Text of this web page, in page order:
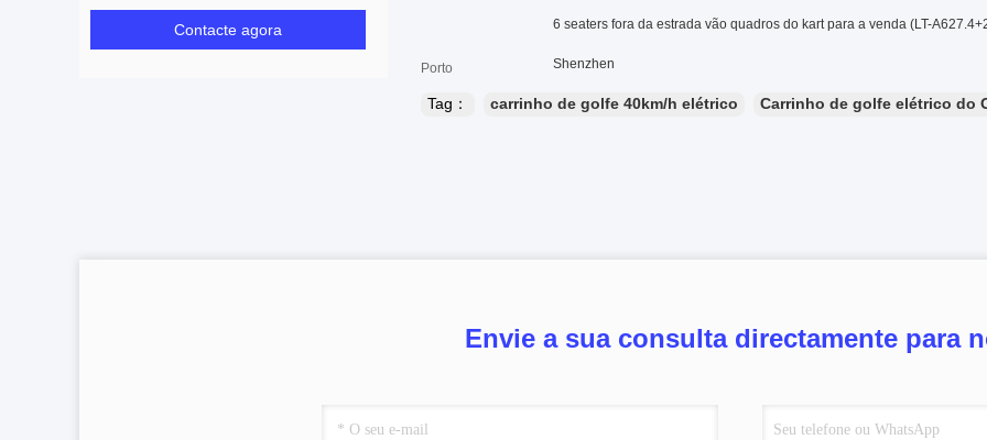
Contacte agora 6 seaters fora da estrada vão quadros do kart para a venda (LT-
Porto Shenzhen
Tag： carrinho de golfe 40km/h elétrico Carrinho de golfe elétrico do
Envie a sua consulta directamente para